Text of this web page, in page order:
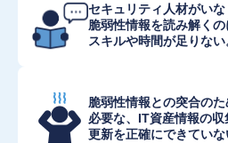
セキュリティ人材がいな
脆弱性情報を読み解くの
スキルや時間が足りない
脆弱性情報との突合のた
必要な、IT資産情報の収
更新を正確にできていな